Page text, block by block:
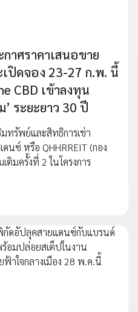
กาศราคาเสนอขาย
ปิดจอง 23-27 ก.พ. นี้
CBD เข้าลงทุน
ระยะยาว 30 ปี
ทรัพย์และสิทธิการเช่า
ดนซ์ หรือ QHHRREIT (กอง
ติมครั้งที่ 2 ในโครงการ